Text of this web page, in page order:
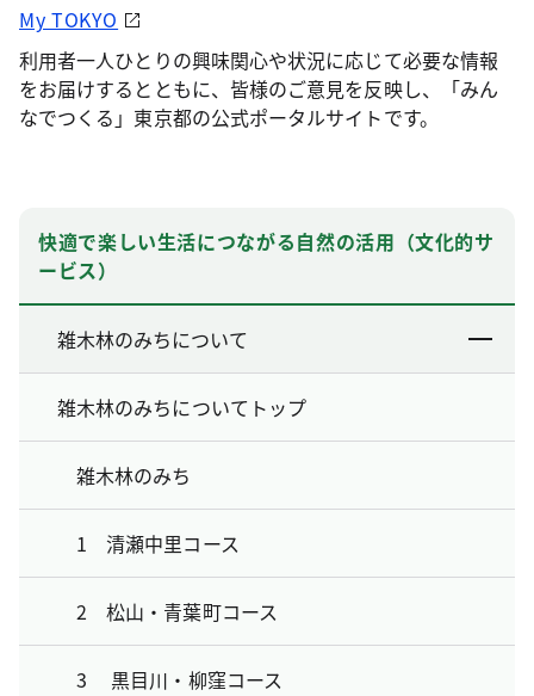
My TOKYO
利用者一人ひとりの興味関心や状況に応じて必要な情報
をお届けするとともに、皆様のご意見を反映し、「みん
なでつくる」東京都の公式ポータルサイトです。
快適で楽しい生活につながる自然の活用（文化的サ
ービス）
雑木林のみちについて
雑木林のみちについてトップ
雑木林のみち
1 清瀬中里コース
2 松山・青葉町コース
3 黒目川・柳窪コース